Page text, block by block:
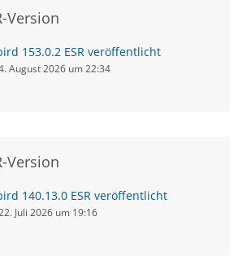
Version
153.0.2 ESR veröffentlicht
August 2026 um 22:34
Version
140.13.0 ESR veröffentlicht
Juli 2026 um 19:16